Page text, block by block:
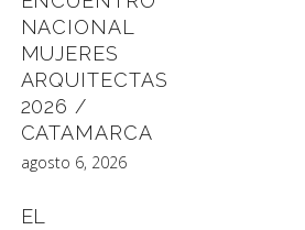
NACIONAL
MUJERES
ARQUITECTAS
2026 /
CATAMARCA
agosto 6, 2026
EL